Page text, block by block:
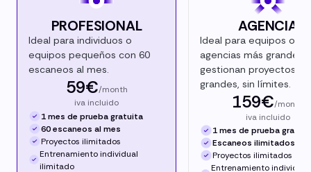
PROFESIONAL
Ideal para individuos o
equipos pequeños con 60
escaneos al mes.
59€/month
iva incluido
1 mes de prueba gratuita
60 escaneos al mes
Proyectos ilimitados
Entrenamiento individual
ilimitado
AGENCIA
Ideal para equipos o
agencias más grandes
gestionan proyectos
grandes, sin límites.
159€/month
iva incluido
1 mes de prueba
Escaneos ilimitados
Proyectos ilimitados
Entrenamiento individual